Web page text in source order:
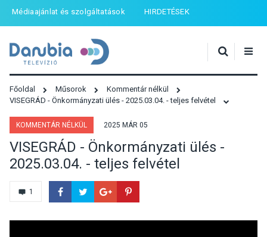
Médiaajánlat és szolgáltatások HIRDETÉSEK
Főoldal Műsorok
Kommentár nélkül
VISEGRÁD - Önkormányzati ülés - 2025.03.04. - teljes felvétel
KOMMENTÁR NÉLKÜL 2025 MÁR 05
VISEGRÁD - Önkormányzati ülés -
2025.03.04. - teljes felvétel
1